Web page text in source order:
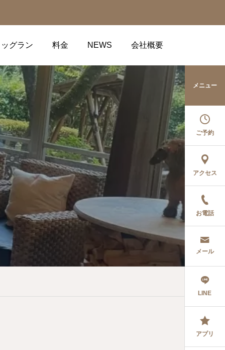
グラン 料金 NEWS 会社概要
メニュー
ご予約
アクセス
お電話
メール
LINE
アプリ